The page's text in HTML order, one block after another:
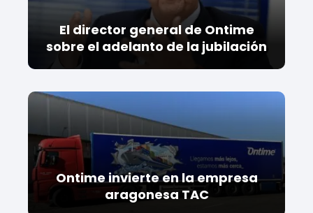
El director general de Ontime
sobre el adelanto de la jubilación
Ontime invierte en la empresa
aragonesa TAC